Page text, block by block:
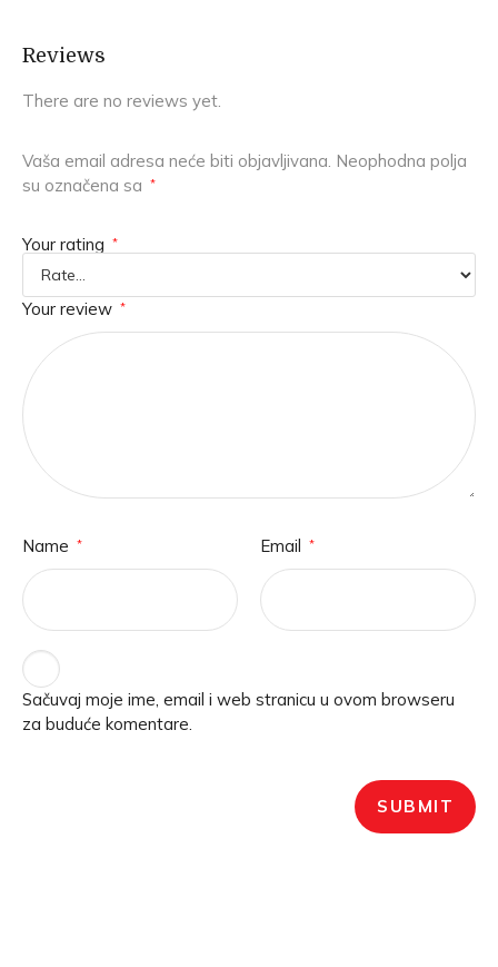
Reviews
There are no reviews yet.
Vaša email adresa neće biti objavljivana. Neophodna polja
su označena sa
*
Your rating *
Your review *
Name * Email *
Sačuvaj moje ime, email i web stranicu u ovom browseru
za buduće komentare.